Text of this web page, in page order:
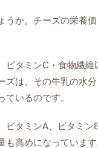
か。チーズの栄養
タミンC・食物繊維
は、その牛乳の水
いるのです。
タミンA、ビタミン
高めになっています